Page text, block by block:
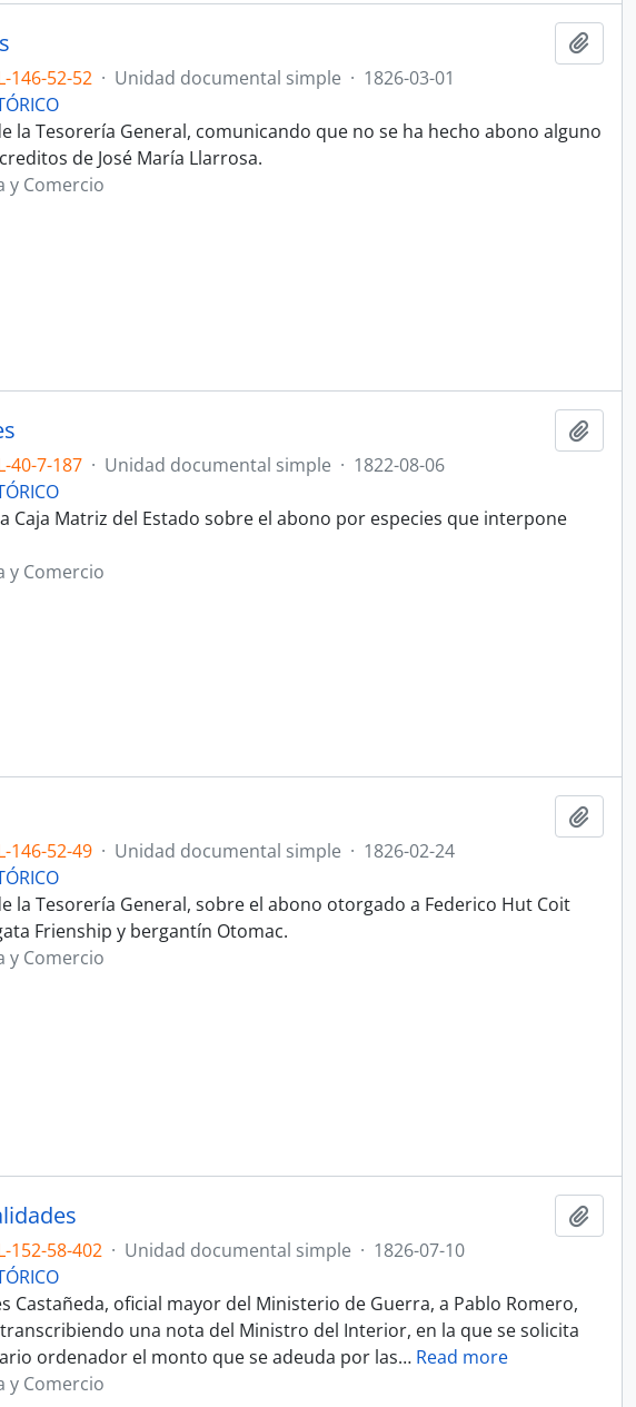
146-52-52 · Unidad documental simple · 1826-03-01
la Tesorería General, comunicando que no se ha hecho abono alguno
de José María Llarrosa.
y Comercio
40-7-187 · Unidad documental simple · 1822-08-06
Caja Matriz del Estado sobre el abono por especies que interpone
y Comercio
146-52-49 · Unidad documental simple · 1826-02-24
la Tesorería General, sobre el abono otorgado a Federico Hut Coit
Frienship y bergantín Otomac.
y Comercio
152-58-402 · Unidad documental simple · 1826-07-10
Castañeda, oficial mayor del Ministerio de Guerra, a Pablo Romero,
una nota del Ministro del Interior, en la que se solicita
ordenador el monto que se adeuda por las… Read more
y Comercio